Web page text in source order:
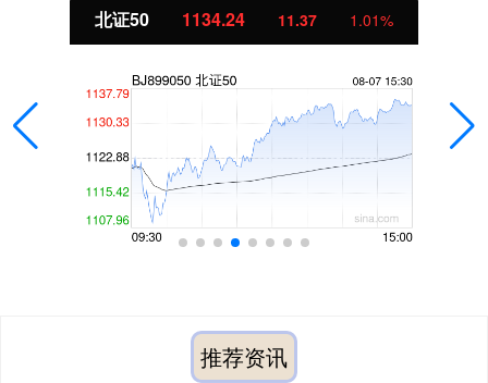
北证50 1134.24 11.37 1.01%
推荐资讯